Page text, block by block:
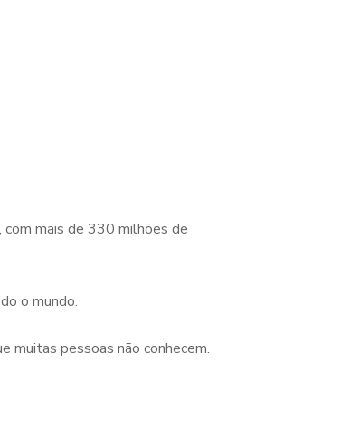
mais de 330 milhões de
o mundo.
muitas pessoas não conhecem.